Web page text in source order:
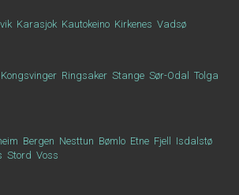
Karasjok Kautokeino Kirkenes Vadsø
Kongsvinger Ringsaker Stange Sør-Odal
Tolga
Bergen Nesttun Bømlo Etne Fjell
Isdalstø
Stord Voss